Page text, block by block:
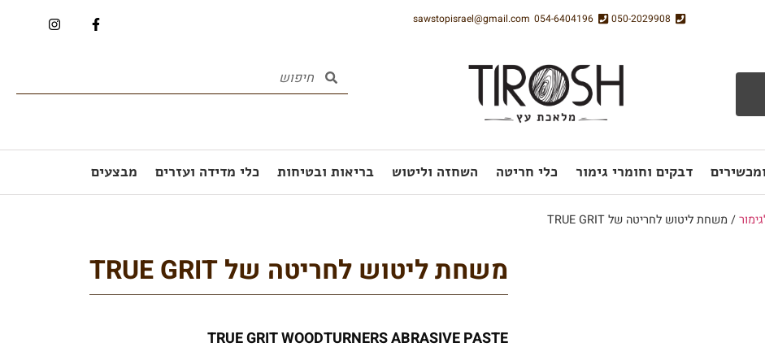
050-2029908
054-6404196
sawstopisrael@gmail.com
דבקים וחומרי גימור כלי חריטה השחזה וליטוש בריאות ובטיחות כלי מדידה ועזרים מבצעים
/ משחת ליטוש לחריטה של TRUE GRIT
משחת ליטוש לחריטה של TRUE GRIT
TRUE GRIT WOODTURNERS ABRASIVE PASTE